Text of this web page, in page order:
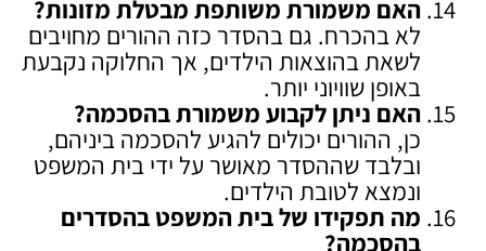
האם משמורת משותפת מבטלת מזונות?
לא בהכרח. גם בהסדר כזה ההורים מחויבים
לשאת בהוצאות הילדים, אך החלוקה נקבעת
באופן שוויוני יותר.
האם ניתן לקבוע משמורת בהסכמה?
כן, ההורים יכולים להגיע להסכמה ביניהם,
ובלבד שההסדר מאושר על ידי בית המשפט
ונמצא לטובת הילדים.
מה תפקידו של בית המשפט בהסדרים
בהסכמה?